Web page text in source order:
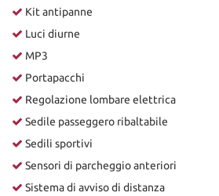
Kit antipanne
Luci diurne
MP3
Portapacchi
Regolazione lombare elettrica
Sedile passeggero ribaltabile
Sedili sportivi
Sensori di parcheggio anteriori
Sistema di avviso di distanza